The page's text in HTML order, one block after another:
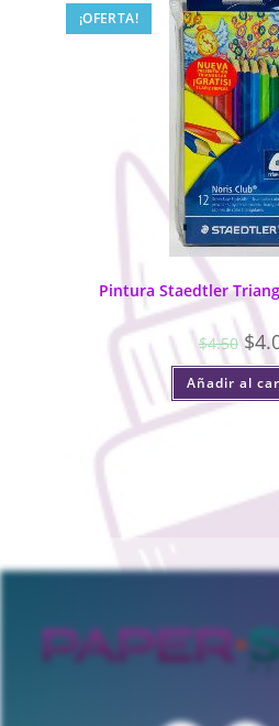
¡OFERTA!
Pintura Staedtler
$4.50 $
Añadir al